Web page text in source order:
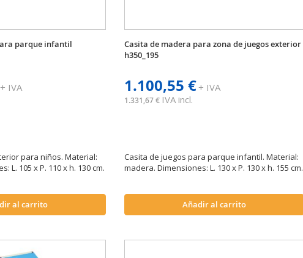
parque infantil
+ IVA
para niños. Material:
L. 105 x P. 110 x h. 130 cm.
al carrito
Casita de madera para zona de juegos exterior
h350_195
1.100,55 €+ IVA
1.331,67 € IVA incl.
Casita de juegos para parque infantil. Material:
madera. Dimensiones: L. 130 x P. 130 x h. 155 cm.
Añadir al carrito